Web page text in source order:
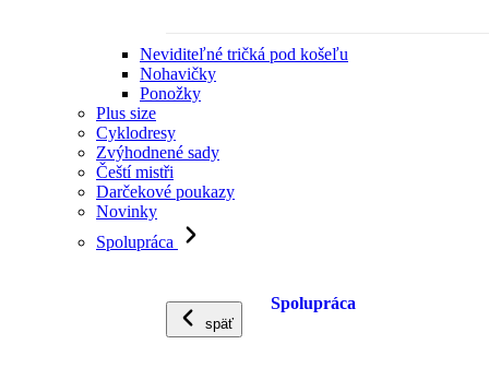
Neviditeľné tričká pod košeľu
Nohavičky
Ponožky
Plus size
Cyklodresy
Zvýhodnené sady
Čeští mistři
Darčekové poukazy
Novinky
Spolupráca
späť
Spolupráca